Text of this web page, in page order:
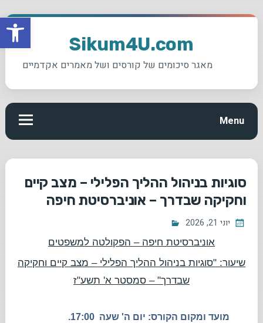
פתח
Skip
Sikum4U.com
מאגר סיכומים של קורסים ושל מאמרים אקדמיים
Menu
סוגיות בניהול ההליך הפלילי – מצב קיים
וחקיקה שבדרך – אוניברסיטת חיפה
יוני 21, 2026
אוניברסיטת חיפה – הפקולטה למשפטים
שיעור: "סוגיות בניהול ההליך הפלילי – מצב קיים וחקיקה
שבדרך" – סמסטר א' תשע"ז
מועד ומקום הקורס: יום ה' שעה 17:00.